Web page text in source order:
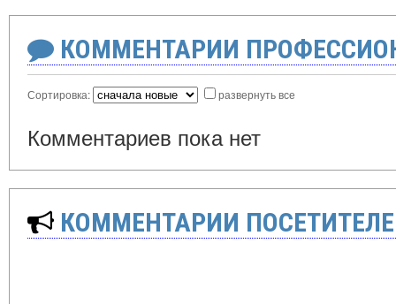
КОММЕНТАРИИ
Сортировка: развернуть все
Комментариев пока нет
КОММЕНТАРИИ